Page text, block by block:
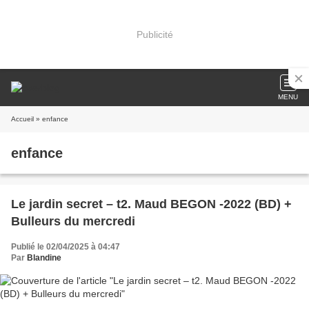
Publicité
MENU
Accueil » enfance
enfance
Le jardin secret – t2. Maud BEGON -2022 (BD) +
Bulleurs du mercredi
Publié le 02/04/2025 à 04:47
Par Blandine